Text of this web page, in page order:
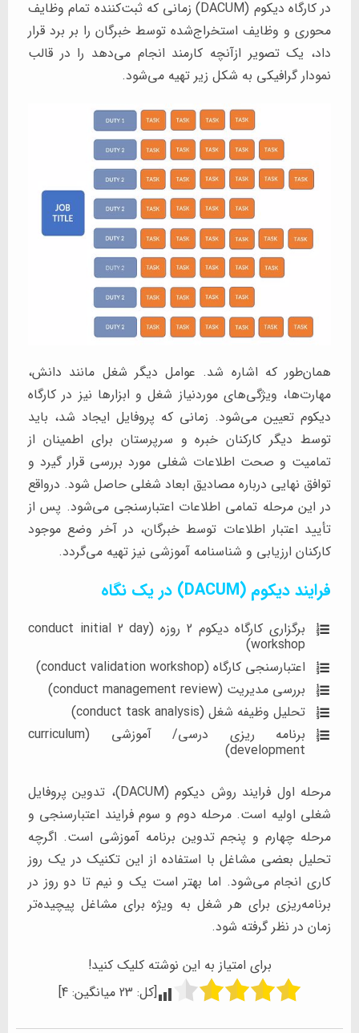
در کارگاه دیکوم (DACUM) زمانی که ثبت‌کننده تمام وظایف
محوری و وظایف استخراج‌شده توسط خبرگان را بر برد قرار
داد، یک تصویر ازآنچه کارمند انجام می‌دهد را در قالب
نمودار گرافیکی به شکل زیر تهیه می‌شود.
همان‌طور که اشاره شد. عوامل دیگر شغل مانند دانش،
مهارت‌ها، ویژگی‌های موردنیاز شغل و ابزارها نیز در کارگاه
دیکوم تعیین می‌شود. زمانی که پروفایل ایجاد شد، باید
توسط دیگر کارکنان خبره و سرپرستان برای اطمینان از
تمامیت و صحت اطلاعات شغلی مورد بررسی قرار گیرد و
توافق نهایی درباره مصادیق ابعاد شغلی حاصل شود. درواقع
در این مرحله تمامی اطلاعات اعتبارسنجی می‌شود. پس از
تأیید اعتبار اطلاعات توسط خبرگان، در آخر وضع موجود
کارکنان ارزیابی و شناسنامه آموزشی نیز تهیه می‌گردد.
فرایند دیکوم (DACUM) در یک نگاه
برگزاری کارگاه دیکوم 2 روزه (conduct initial 2 day
workshop)
اعتبارسنجی کارگاه (conduct validation workshop)
بررسی مدیریت (conduct management review)
تحلیل وظیفه شغل (conduct task analysis)
برنامه ریزی درسی/ آموزشی (curriculum
development)
مرحله اول فرایند روش دیکوم (DACUM)، تدوین پروفایل
شغلی اولیه است. مرحله دوم و سوم فرایند اعتبارسنجی و
مرحله چهارم و پنجم تدوین برنامه آموزشی است. اگرچه
تحلیل بعضی مشاغل با استفاده از این تکنیک در یک روز
کاری انجام می‌شود. اما بهتر است یک و نیم تا دو روز در
برنامه‌ریزی برای هر شغل به ویژه برای مشاغل پیچیده‌تر
زمان در نظر گرفته شود.
برای امتیاز به این نوشته کلیک کنید!
[کل: 23 میانگین:4
]